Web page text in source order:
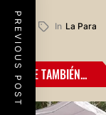
In La Para
PREVIOUS POST LEE TAMBIÉN...